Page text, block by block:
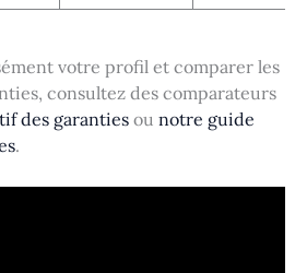
votre profil et comparer les
consultez des comparateurs
des garanties ou notre guide
.